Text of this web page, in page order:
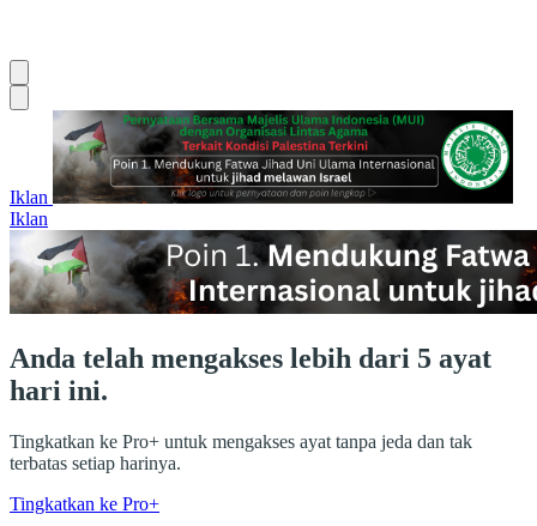
Iklan
Iklan
Anda telah mengakses lebih dari 5 ayat
hari ini.
Tingkatkan ke Pro+ untuk mengakses ayat tanpa jeda dan tak
terbatas setiap harinya.
Tingkatkan ke Pro+